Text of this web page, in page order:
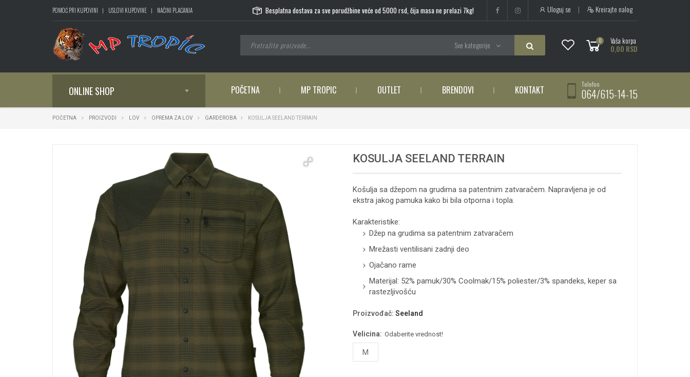
POMOĆ PRI KUPOVINI USLOVI KUPOVINE NAČINI PLAĆANJA Besplatna dostava za sve porudžbine veće od 5000 rsd, čija masa ne prelazi 7kg! Uloguj se | Kreirajte nalog
0 Vaša korpa
0,00 RSD
Sve kategorije
ONLINE SHOP POČETNA MP TROPIC OUTLET BRENDOVI KONTAKT Telefon
064/615-14-15
POČETNA PROIZVODI LOV OPREMA ZA LOV GARDEROBA KOSULJA SEELAND TERRAIN
KOSULJA SEELAND TERRAIN
Košulja sa džepom na grudima sa patentnim zatvaračem. Napravljena je od
ekstra jakog pamuka kako bi bila otporna i topla.
Karakteristike:
Džep na grudima sa patentnim zatvaračem
Mrežasti ventilisani zadnji deo
Ojačano rame
Materijal: 52% pamuk/30% Coolmak/15% poliester/3% spandeks, keper sa
rastezljivošću
Proizvođač: Seeland
Velicina: Odaberite vrednost!
M